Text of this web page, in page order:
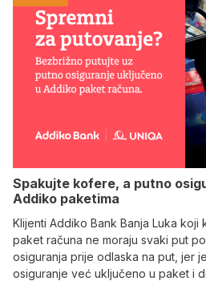
Spakujte kofere, a putno
Addiko paketima
Klijenti Addiko Bank Banja Luka koji
paket računa ne moraju svaki put
osiguranja prije odlaska na put, jer
osiguranje već uključeno u paket i